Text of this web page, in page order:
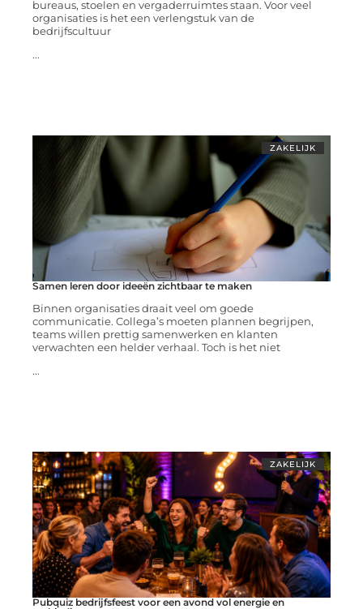
bureaus, stoelen en vergaderruimtes staan. Voor veel
organisaties is het een verlengstuk van de
bedrijfscultuur
...
ZAKELIJK
Samen leren door ideeën zichtbaar te maken
Binnen organisaties draait veel om goede
communicatie. Collega’s moeten plannen begrijpen,
teams willen prettig samenwerken en klanten
verwachten een helder verhaal. Toch is het niet
...
ZAKELIJK
Pubquiz bedrijfsfeest voor een avond vol energie en